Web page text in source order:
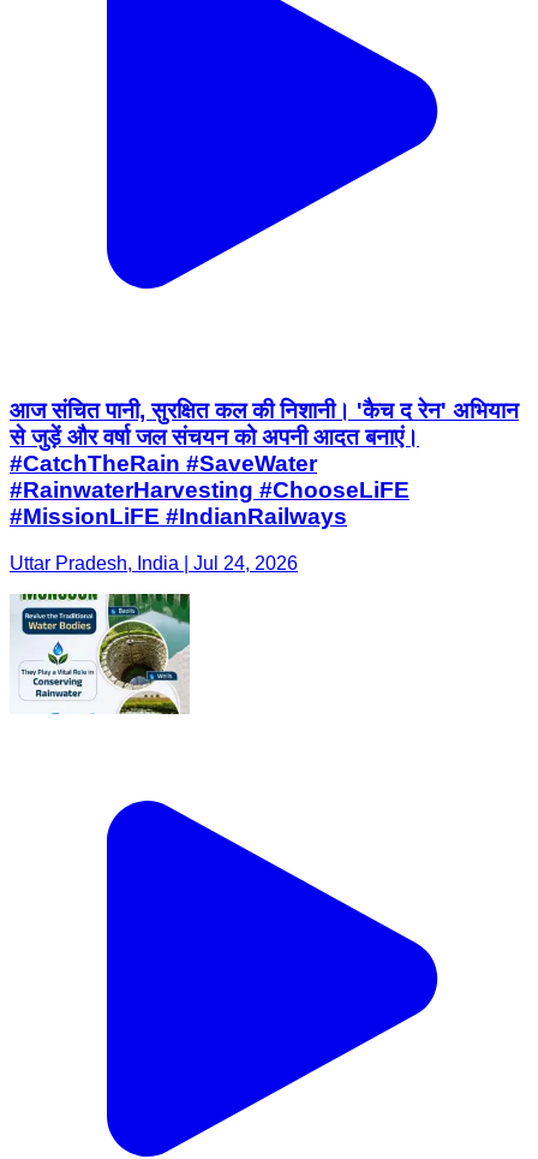
आज संचित पानी, सुरक्षित कल की निशानी। 'कैच द रेन' अभियान
से जुड़ें और वर्षा जल संचयन को अपनी आदत बनाएं।
#CatchTheRain #SaveWater
#RainwaterHarvesting #ChooseLiFE
#MissionLiFE #IndianRailways
Uttar Pradesh, India | Jul 24, 2026